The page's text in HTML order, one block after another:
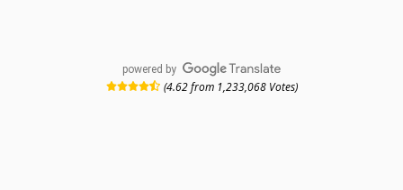
powered by
(4.62 from 1,233,068 Votes)